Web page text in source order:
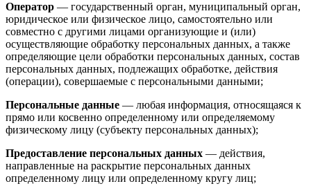
Оператор — государственный орган, муниципальный орган,
юридическое или физическое лицо, самостоятельно или
совместно с другими лицами организующие и (или)
осуществляющие обработку персональных данных, а также
определяющие цели обработки персональных данных, состав
персональных данных, подлежащих обработке, действия
(операции), совершаемые с персональными данными;
Персональные данные — любая информация, относящаяся к
прямо или косвенно определенному или определяемому
физическому лицу (субъекту персональных данных);
Предоставление персональных данных — действия,
направленные на раскрытие персональных данных
определенному лицу или определенному кругу лиц;